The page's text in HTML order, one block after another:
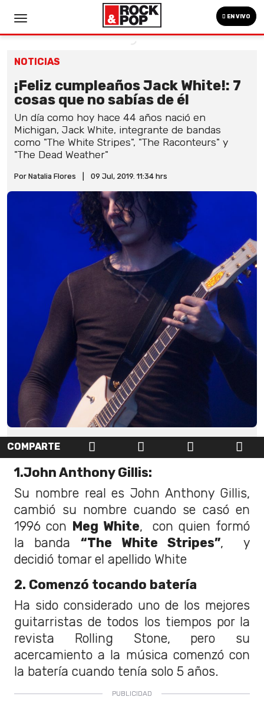
EN VIVO
NOTICIAS
¡Feliz cumpleaños Jack White!: 7
cosas que no sabías de él
Un día como hoy hace 44 años nació en
Michigan, Jack White, integrante de bandas
como "The White Stripes", "The Raconteurs" y
"The Dead Weather"
Por Natalia Flores 09 Jul, 2019. 11:34 hrs
COMPARTE
1.John Anthony Gillis:
Su nombre real es John Anthony Gillis,
cambió su nombre cuando se casó en
1996 con Meg White, con quien formó
la banda “The White Stripes”, y
decidió tomar el apellido White
2. Comenzó tocando batería
Ha sido considerado uno de los mejores
guitarristas de todos los tiempos por la
revista Rolling Stone, pero su
acercamiento a la música comenzó con
la batería cuando tenía solo 5 años.